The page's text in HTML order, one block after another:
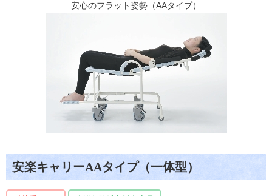
安心のフラット姿勢（AAタイプ）
安楽キャリーAAタイプ（一体型）